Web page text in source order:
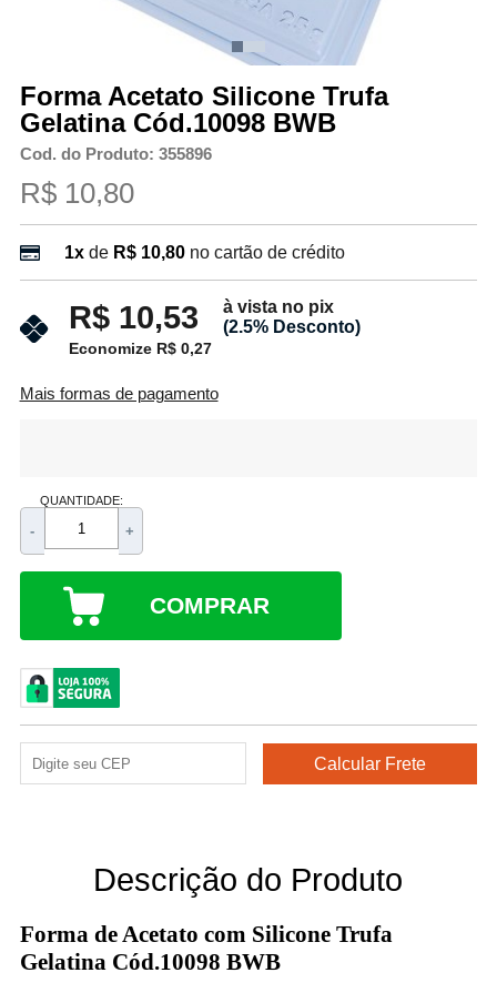
Forma Acetato Silicone Trufa
Gelatina Cód.10098 BWB
Cod. do Produto: 355896
R$ 10,80
1xde R$ 10,80 no cartão de crédito
R$ 10,53
à vista no pix
(2.5% Desconto)
Economize R$ 0,27
Mais formas de pagamento
QUANTIDADE:
- +
COMPRAR
Descrição do Produto
Forma de Acetato com Silicone Trufa
Gelatina Cód.10098 BWB